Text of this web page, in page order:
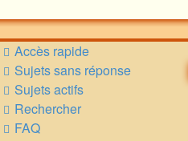
Accès rapide
Sujets sans réponse
Sujets actifs
Rechercher
FAQ